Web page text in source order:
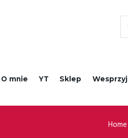
O mnie YT Sklep Wesprzyj
Home